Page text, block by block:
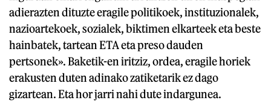
adierazten dituzte eragile politikoek, instituzionalek,
nazioartekoek, sozialek, biktimen elkarteek eta beste
hainbatek, tartean ETA eta preso dauden
pertsonek». Baketik-en iritziz, ordea, eragile horiek
erakusten duten adinako zatiketarik ez dago
gizartean. Eta hor jarri nahi dute indargunea.